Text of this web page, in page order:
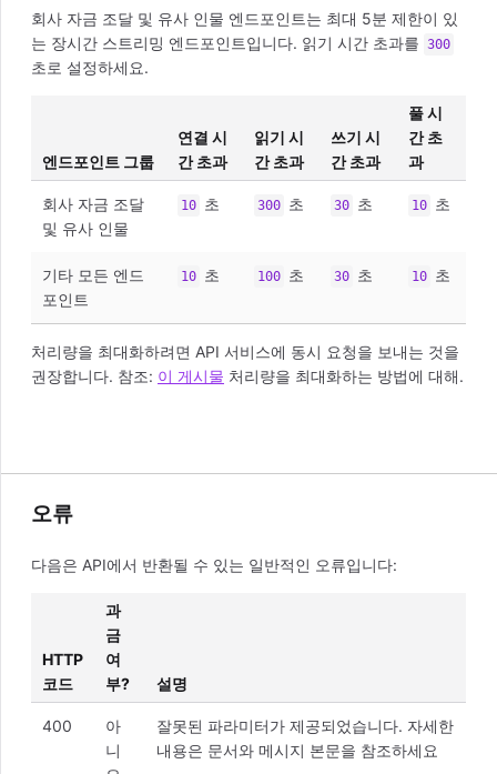
회사 자금 조달 및 유사 인물 엔드포인트는 최대 5분 제한이 있
는 장시간 스트리밍 엔드포인트입니다. 읽기 시간 초과를 300
초로 설정하세요.
엔드포인트 그룹
연결 시
간 초과
읽기 시
간 초과
쓰기 시
간 초과
풀 시
간 초
과
회사 자금 조달
및 유사 인물
10 초 300 초 30 초 10 초
기타 모든 엔드
포인트
10 초 100 초 30 초 10 초
처리량을 최대화하려면 API 서비스에 동시 요청을 보내는 것을
권장합니다. 참조: 이 게시물 처리량을 최대화하는 방법에 대해.
오류
다음은 API에서 반환될 수 있는 일반적인 오류입니다:
HTTP
코드
과
금
여
부?
설명
400
아
니
잘못된 파라미터가 제공되었습니다. 자세한
내용은 문서와 메시지 본문을 참조하세요